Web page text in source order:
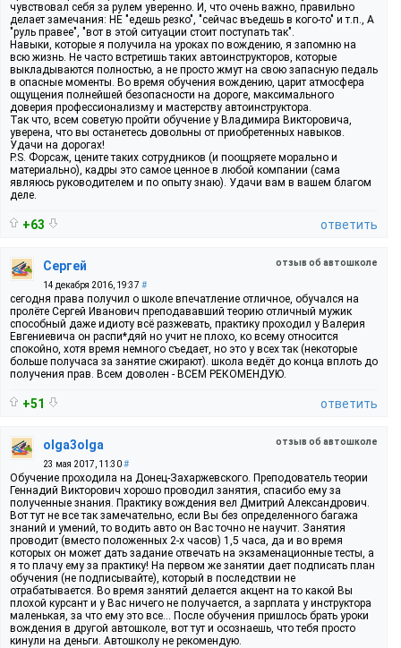
чувствовал себя за рулем уверенно. И, что очень важно, правильно
делает замечания: НЕ "едешь резко", "сейчас въедешь в кого-то" и т.п., А
"руль правее", "вот в этой ситуации стоит поступать так".
Навыки, которые я получила на уроках по вождению, я запомню на
всю жизнь. Не часто встретишь таких автоинструкторов, которые
выкладываются полностью, а не просто жмут на свою запасную педаль
в опасные моменты. Во время обучения вождению, царит атмосфера
ощущения полнейшей безопасности на дороге, максимального
доверия профессионализму и мастерству автоинструктора.
Так что, всем советую пройти обучение у Владимира Викторовича,
уверена, что вы останетесь довольны от приобретенных навыков.
Удачи на дорогах!
P.S. Форсаж, цените таких сотрудников (и поощряете морально и
материально), кадры это самое ценное в любой компании (сама
являюсь руководителем и по опыту знаю). Удачи вам в вашем благом
деле.
+63 ответить
отзыв об автошколе
Сергей
14 декабря 2016, 19:37 #
сегодня права получил о школе впечатление отличное, обучался на
пролёте Сергей Иванович преподававший теорию отличный мужик
способный даже идиоту всё разжевать, практику проходил у Валерия
Евгениевича он распи*дяй но учит не плохо, ко всему относится
спокойно, хотя время немного съедает, но это у всех так (некоторые
больше получаса за занятие сжирают). школа ведёт до конца вплоть до
получения прав. Всем доволен - ВСЕМ РЕКОМЕНДУЮ.
+51 ответить
отзыв об автошколе
olga3olga
23 мая 2017, 11:30#
Обучение проходила на Донец-Захаржевского. Преподователь теории
Геннадий Викторович хорошо проводил занятия, спасибо ему за
полученные знания. Практику вождения вел Дмитрий Александрович.
Вот тут не все так замечательно, если Вы без определенного багажа
знаний и умений, то водить авто он Вас точно не научит. Занятия
проводит (вместо положенных 2-х часов) 1,5 часа, да и во время
которых он может дать задание отвечать на экзаменационные тесты, а
я то плачу ему за практику! На первом же занятии дает подписать план
обучения (не подписывайте), который в последствии не
отрабатывается. Во время занятий делается акцент на то какой Вы
плохой курсант и у Вас ничего не получается, а зарплата у инструктора
маленькая, за что ему это все… После обучения пришлось брать уроки
вождения в другой автошколе, вот тут и осознаешь, что тебя просто
кинули на деньги. Автошколу не рекомендую.